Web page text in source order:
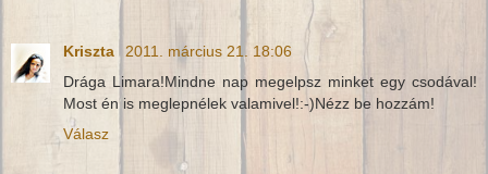
Kriszta
2011. március 21. 18:06
Drága Limara!Mindne nap megelpsz minket egy csodával!
Most én is meglepnélek valamivel!:-)Nézz be hozzám!
Válasz